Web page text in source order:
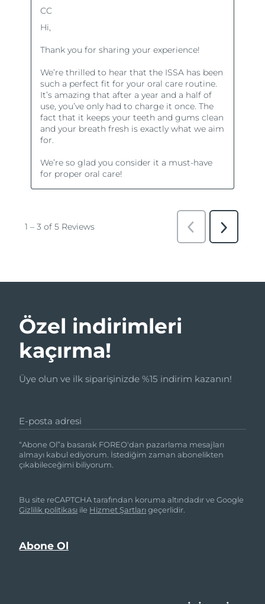
Özel indirimleri
kaçırma!
Üye olun ve ilk siparişinizde %15 indirim kazanın!
E-posta adresi
“Abone Ol”a basarak FOREO'dan pazarlama mesajları
almayı kabul ediyorum. İstediğim zaman abonelikten
çıkabileceğimi biliyorum.
Bu site reCAPTCHA tarafından koruma altındadır ve Google
Gizlilik politikası ile Hizmet Şartlarıgeçerlidir.